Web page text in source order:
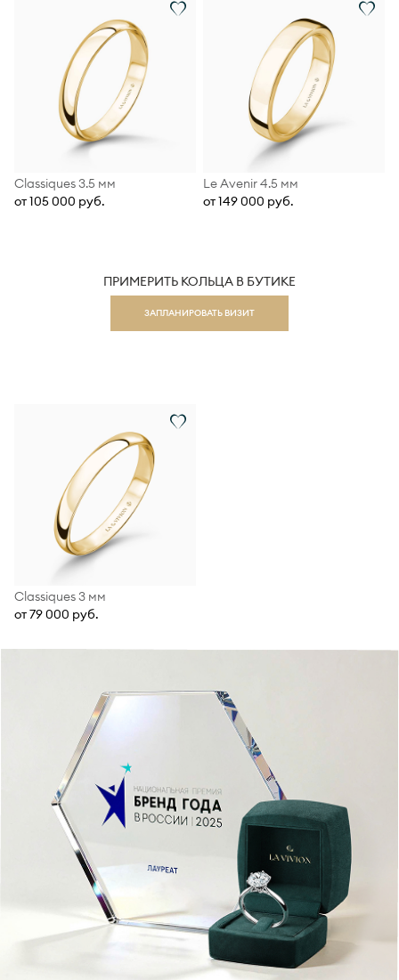
Classiques 3.5 мм
от 105 000 руб.
Le Avenir 4.5 мм
от 149 000 руб.
ПРИМЕРИТЬ КОЛЬЦА В БУТИКЕ
ЗАПЛАНИРОВАТЬ ВИЗИТ
Classiques 3 мм
от 79 000 руб.